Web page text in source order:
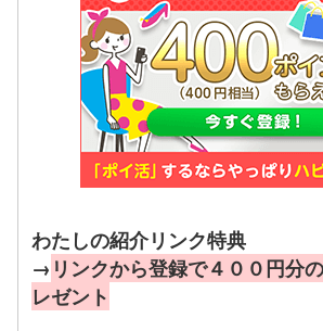
わたしの紹介リンク特典
→ リンクから登録で４００円分
レゼント